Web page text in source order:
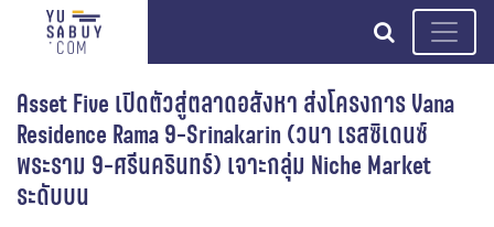
search
Asset Five เปิดตัวสู่ตลาดอสังหา ส่งโครงการ Vana
Residence Rama 9-Srinakarin (วนา เรสซิเดนซ์
พระราม 9-ศรีนครินทร์) เจาะกลุ่ม Niche Market
ระดับบน